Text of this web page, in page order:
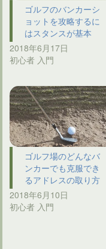
ゴルフのバンカーシ
ョットを攻略するに
はスタンスが基本
2018年6月17日
初心者 入門
ゴルフ場のどんなバ
ンカーでも克服でき
るアドレスの取り方
2018年6月10日
初心者 入門